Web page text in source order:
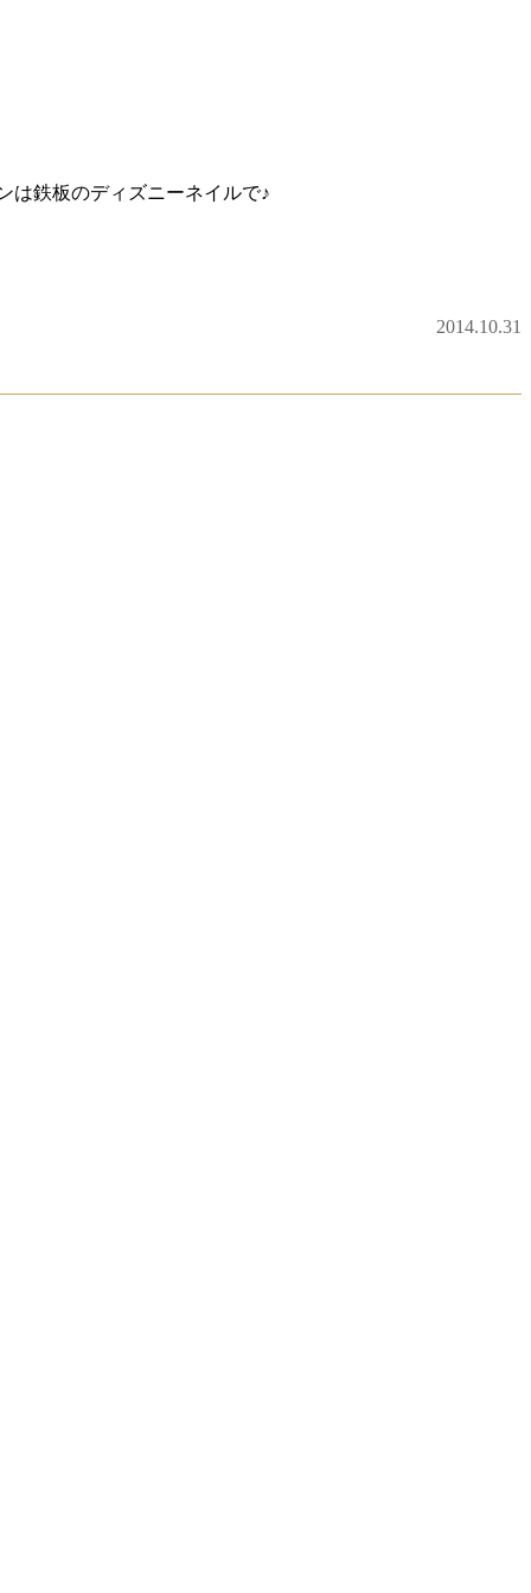
は鉄板のディズニーネイルで♪
2014.10.31